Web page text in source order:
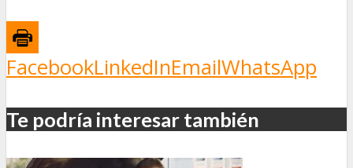
FacebookLinkedInEmailWhatsApp
Te podría interesar también